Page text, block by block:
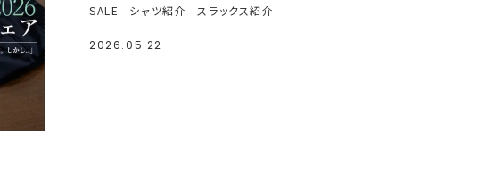
SALE シャツ紹介 スラックス紹介
2026.05.22